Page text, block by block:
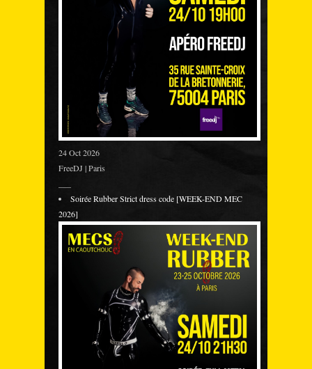
24 Oct 2026
FreeDJ | Paris
Soirée Rubber Strict dress code [WEEK-END MEC
2026]